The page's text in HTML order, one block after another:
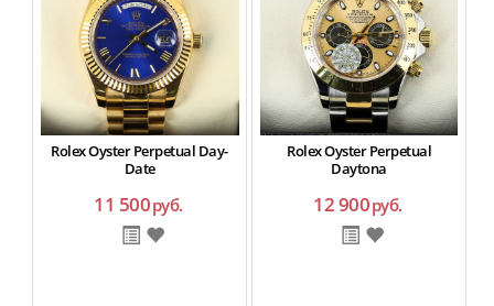
Rolex Oyster Perpetual Day-
Date
11 500руб.
Rolex Oyster Perpetual
Daytona
12 900руб.